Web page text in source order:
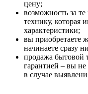
цену;
возможность за
технику, которая
характеристики;
вы приобретаете
начинаете сразу
продажа бытовой
гарантией – вы не
в случае